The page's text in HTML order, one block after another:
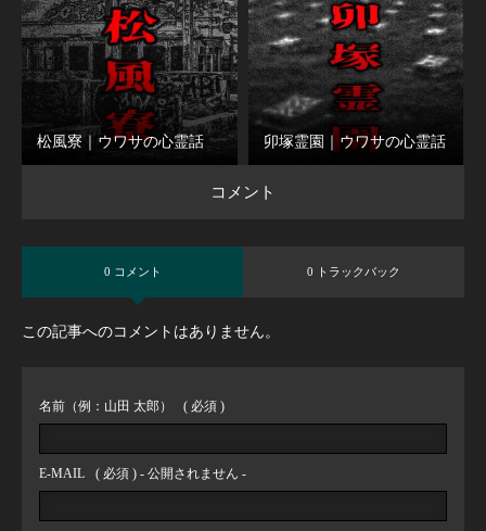
松風寮｜ウワサの心霊話 卯塚霊園｜ウワサの心霊話
コメント
0 コメント 0 トラックバック
この記事へのコメントはありません。
名前（例：山田 太郎） ( 必須 )
E-MAIL ( 必須 ) - 公開されません -